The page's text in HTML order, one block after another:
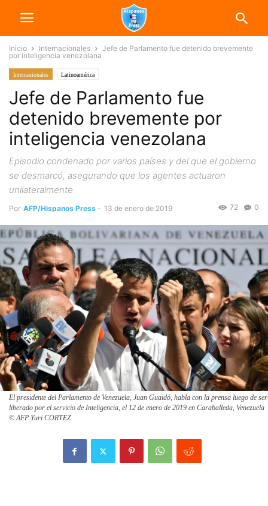
Inicio Internacionales
Jefe de Parlamento fue detenido brevemente
por inteligencia venezolana
Internacionales Latinoamérica
Jefe de Parlamento fue
detenido brevemente por
inteligencia venezolana
Episodio condenado por varios países y del que el gobierno
se desmarcó, asegurando que los agentes actuaron
unilateralmente
Por AFP/Hispanos Press - 13 de enero de 2019 0
72
El presidente del Parlamento de Venezuela, Juan Guaidó, habla con la prensa luego de ser
liberado por el servicio de Inteligencia, el 12 de enero de 2019 en Caraballeda, Venezuela
© AFP Yuri CORTEZ